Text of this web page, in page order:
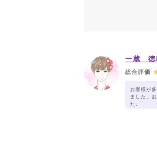
一蔵 徳
総合評価
お客様が
ました。
た。